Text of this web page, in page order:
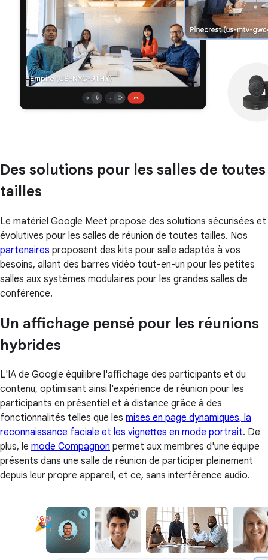
Des solutions pour les salles de toutes
tailles
Le matériel Google Meet propose des solutions sécurisées et
évolutives pour les salles de réunion de toutes tailles. Nos
partenaires proposent des kits pour salle adaptés à vos
besoins, allant des barres vidéo tout-en-un pour les petites
salles aux systèmes modulaires pour les grandes salles de
conférence.
Un affichage pensé pour les réunions
hybrides
L'IA de Google équilibre l'affichage des participants et du
contenu, optimisant ainsi l'expérience de réunion pour les
participants en présentiel et à distance grâce à des
fonctionnalités telles que les mises en page dynamiques, la
reconnaissance faciale et les vignettes en mode portrait. De
plus, le mode Compagnon permet aux membres d'une équipe
présents dans une salle de réunion de participer pleinement
depuis leur propre appareil, et ce, sans interférence audio.